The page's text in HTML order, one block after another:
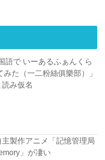
語で いーあるふぁんくら
みた（一二粉絲俱樂部）」
み仮名
主製作アニメ「記憶管理局
」が凄い